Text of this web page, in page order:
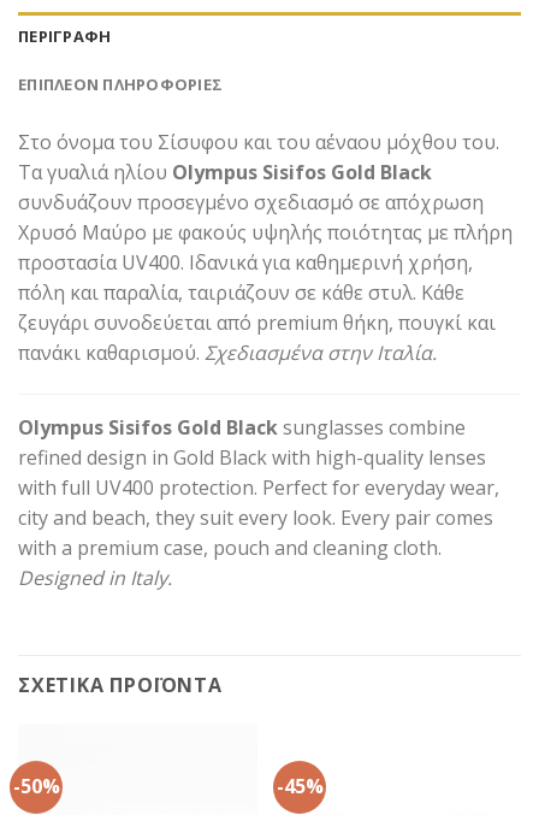
ΠΕΡΙΓΡΑΦΉ
ΕΠΙΠΛΈΟΝ ΠΛΗΡΟΦΟΡΊΕΣ
Στο όνομα του Σίσυφου και του αέναου μόχθου του.
Τα γυαλιά ηλίου Olympus Sisifos Gold Black
συνδυάζουν προσεγμένο σχεδιασμό σε απόχρωση
Χρυσό Μαύρο με φακούς υψηλής ποιότητας με πλήρη
προστασία UV400. Ιδανικά για καθημερινή χρήση,
πόλη και παραλία, ταιριάζουν σε κάθε στυλ. Κάθε
ζευγάρι συνοδεύεται από premium θήκη, πουγκί και
πανάκι καθαρισμού. Σχεδιασμένα στην Ιταλία.
Olympus Sisifos Gold Blacksunglasses combine
refined design in Gold Black with high-quality lenses
with full UV400 protection. Perfect for everyday wear,
city and beach, they suit every look. Every pair comes
with a premium case, pouch and cleaning cloth.
Designed in Italy.
ΣΧΕΤΙΚΆ ΠΡΟΪΌΝΤΑ
-50% -45%